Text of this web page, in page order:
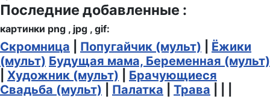
Последние добавленные :
картинки png , jpg , gif:
Скромница Попугайчик (мульт)
Ёжики
(мульт) Будущая мама, Беременная (мульт)
Художник (мульт)
Брачующиеся
Свадьба (мульт)
Палатка Трава